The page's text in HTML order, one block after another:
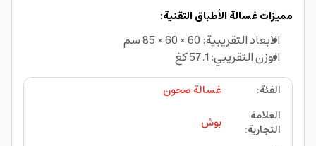
مميزات غسالة الأطباق التقنية:
الابعاد التقريبية: 60 × 60 × 85 سم
الوزن التقريبي: 57.1 كغ
الفئة:
غسالة صحون
العلامة
التجارية:
بوش